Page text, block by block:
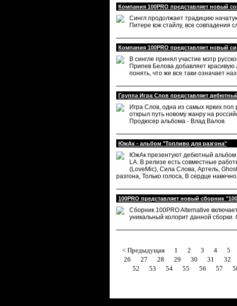
Компания 100PRO представляет новый
Сингл продолжает традицию
Питере вэк стайлу, все совпадения
Компания 100PRO представляет новый
В сингле принял участие мэтр
Припев Белова добавляет
понять, что же все таки означает
Группа Игра Слов представляет
Игра Слов, одна из самых ярких
открыл путь новому жанру на
Продюсер альбома - Влад Валов.
ЮжАк - альбом "Топливо для разгона"
ЮжАк презентуют дебютный альбом
LA. В релизе есть совместные
(LoveMic), Сила Слова, Артель,
разгона, Только голоса, В сердце
100PRO представляет новый сборник
Сборник 100PRO Alternative
уникальный колорит данной
< Предыдущая 1 2 3 4 5
26
27 28 29 30 31 32
52
53 54 55 56 57